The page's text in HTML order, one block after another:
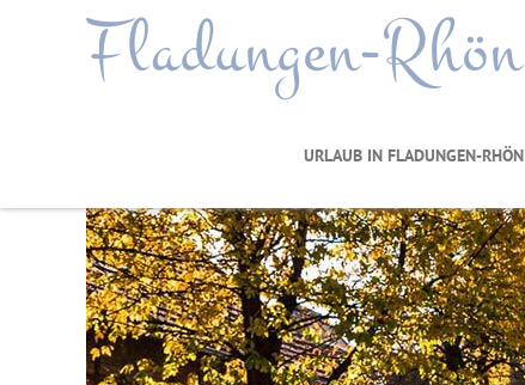
Fladungen-Rhön
URLAUB IN FLADUNGEN-RHÖN